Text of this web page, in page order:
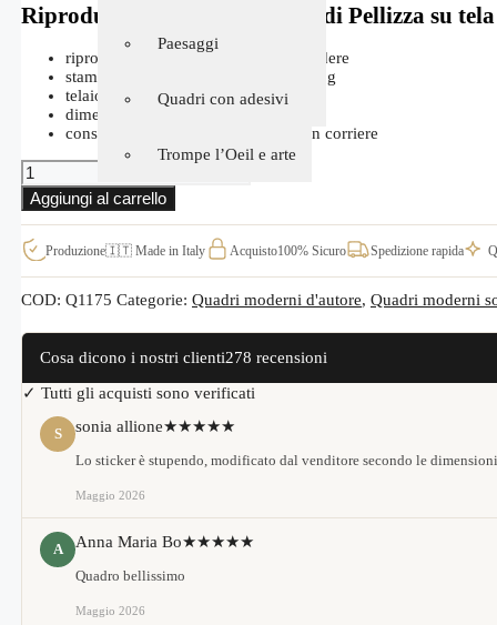
Ragazzi/ragazze
Stickers stilizzati
Trompe l’Oeil e arte
Paesaggi
Quadri con adesivi
Riproduzione Il Quarto Stato di Pellizza su tela
riproduzione su tela pronta da appendere
stampa digitale su tela canvas da 300 g
telaio in legno di abete da 2 cm
dimensioni 80 x h. 40 cm
consegnato in 5 giorni lavorativi con corriere
Quadro
famoso
il
Quarto
Stato
di
Pellizza,
riproduzione
tela
Q1175
Aggiungi al carrello
Produzione🇮🇹 Made in Italy Acquisto100% Sicuro Spedizione rapida
COD: Q1175 Categorie: Quadri moderni d'autore, Quadri moderni
Cosa dicono i nostri clienti278 recensioni
✓ Tutti gli acquisti sono verificati
S sonia allione★★★★★
Lo sticker è stupendo, modificato dal venditore secondo le
Maggio 2026
A Anna Maria Bo★★★★★
Quadro bellissimo
Maggio 2026